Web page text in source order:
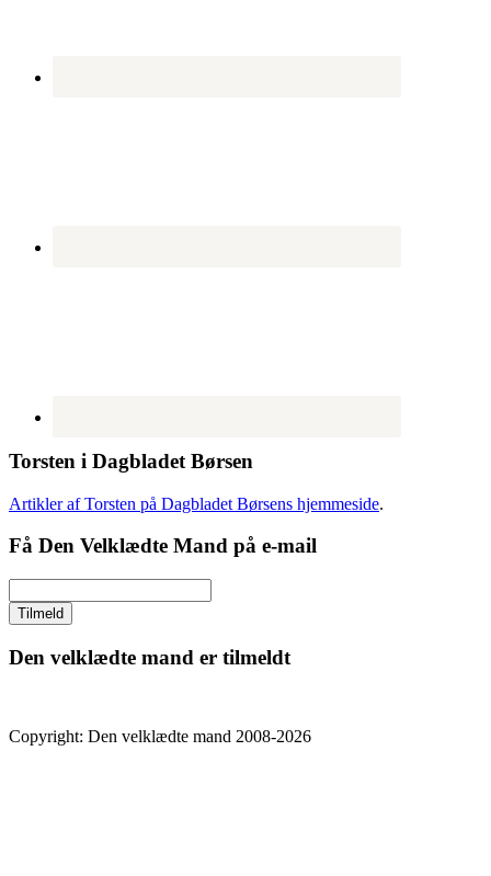
Torsten i Dagbladet Børsen
Artikler af Torsten på Dagbladet Børsens hjemmeside.
Få Den Velklædte Mand på e-mail
Den velklædte mand er tilmeldt
Copyright: Den velklædte mand 2008-2026